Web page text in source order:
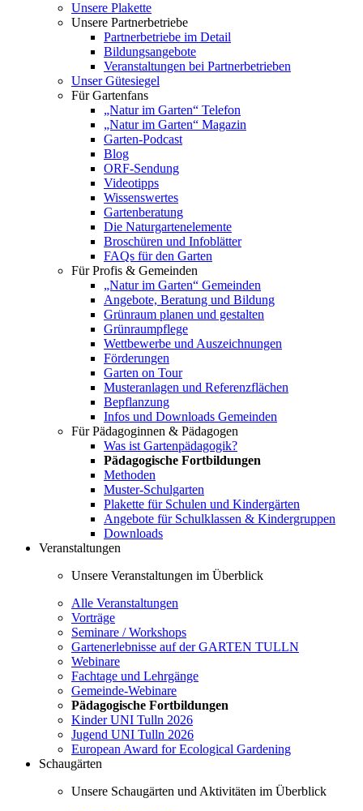
Unsere Plakette
Unsere Partnerbetriebe
Partnerbetriebe im Detail
Bildungsangebote
Veranstaltungen bei Partnerbetrieben
Unser Gütesiegel
Für Gartenfans
„Natur im Garten“ Telefon
„Natur im Garten“ Magazin
Garten-Podcast
Blog
ORF-Sendung
Videotipps
Wissenswertes
Gartenberatung
Die Naturgartenelemente
Broschüren und Infoblätter
FAQs für den Garten
Für Profis & Gemeinden
„Natur im Garten“ Gemeinden
Angebote, Beratung und Bildung
Grünraum planen und gestalten
Grünraumpflege
Wettbewerbe und Auszeichnungen
Förderungen
Garten on Tour
Musteranlagen und Referenzflächen
Bepflanzung
Infos und Downloads Gemeinden
Für Pädagoginnen & Pädagogen
Was ist Gartenpädagogik?
Pädagogische Fortbildungen
Methoden
Muster-Schulgarten
Plakette für Schulen und Kindergärten
Angebote für Schulklassen & Kindergruppen
Downloads
Veranstaltungen
Unsere Veranstaltungen im Überblick
Alle Veranstaltungen
Vorträge
Seminare / Workshops
Gartenerlebnisse auf der GARTEN TULLN
Webinare
Fachtage und Lehrgänge
Gemeinde-Webinare
Pädagogische Fortbildungen
Kinder UNI Tulln 2026
Jugend UNI Tulln 2026
European Award for Ecological Gardening
Schaugärten
Unsere Schaugärten und Aktivitäten im Überblick